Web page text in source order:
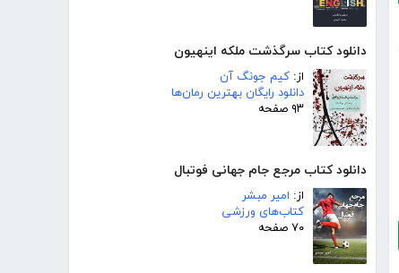
دانلود کتاب سرگذشت ملکه اینهیون
از: کیم جونگ آن
دانلود رایگان بهترین رمان‌ها
۹۳ صفحه
دانلود کتاب مرجع جام جهانی فوتبال
از: امیر مبشر
کتاب‌های ورزشی
۷۰ صفحه